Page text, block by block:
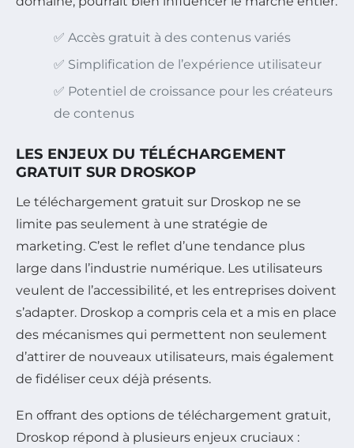
✅ Accès gratuit à des contenus variés
✅ Simplification de l’expérience utilisateur
✅ Potentiel de croissance pour les créateurs
de contenus
LES ENJEUX DU TÉLÉCHARGEMENT
GRATUIT SUR DROSKOP
Le téléchargement gratuit sur Droskop ne se
limite pas seulement à une stratégie de
marketing. C’est le reflet d’une tendance plus
large dans l’industrie numérique. Les utilisateurs
veulent de l’accessibilité, et les entreprises doivent
s’adapter. Droskop a compris cela et a mis en place
des mécanismes qui permettent non seulement
d’attirer de nouveaux utilisateurs, mais également
de fidéliser ceux déjà présents.
En offrant des options de téléchargement gratuit,
Droskop répond à plusieurs enjeux cruciaux :